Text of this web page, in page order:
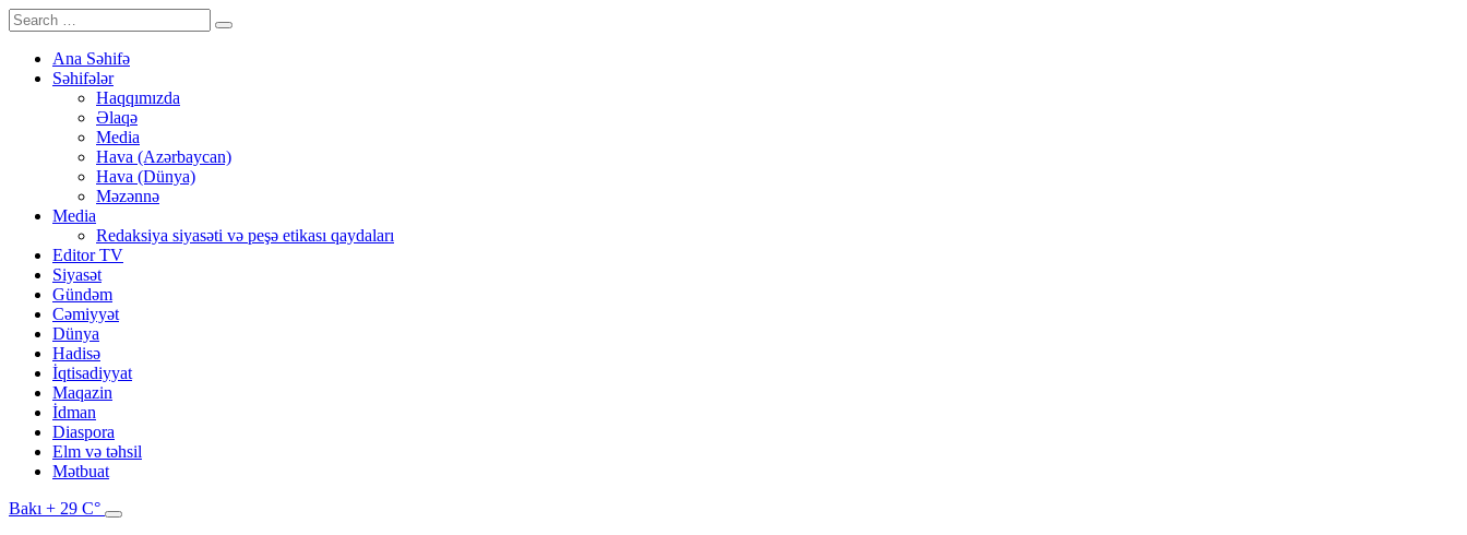
Ana Səhifə
Səhifələr
Haqqımızda
Əlaqə
Media
Hava (Azərbaycan)
Hava (Dünya)
Məzənnə
Media
Redaksiya siyasəti və peşə etikası qaydaları
Editor TV
Siyasət
Gündəm
Cəmiyyət
Dünya
Hadisə
İqtisadiyyat
Maqazin
İdman
Diaspora
Elm və təhsil
Mətbuat
Bakı + 29 C°